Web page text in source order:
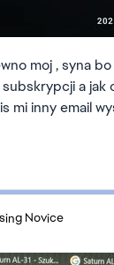
moj , syna bo
a jak
mi inny email
Novice